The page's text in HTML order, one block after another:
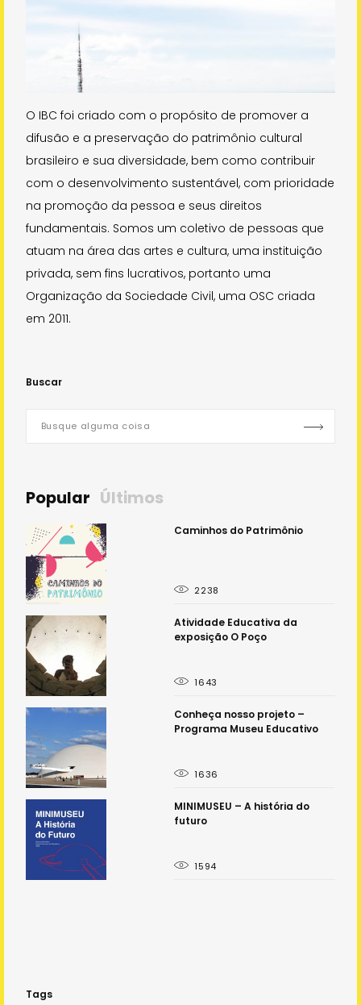
O IBC foi criado com o propósito de promover a
difusão e a preservação do patrimônio cultural
brasileiro e sua diversidade, bem como contribuir
com o desenvolvimento sustentável, com prioridade
na promoção da pessoa e seus direitos
fundamentais. Somos um coletivo de pessoas que
atuam na área das artes e cultura, uma instituição
privada, sem fins lucrativos, portanto uma
Organização da Sociedade Civil, uma OSC criada
em 2011.
Buscar
Popular Últimos
Caminhos do Patrimônio
2238
Atividade Educativa da
exposição O Poço
1643
Conheça nosso projeto –
Programa Museu Educativo
1636
MINIMUSEU – A história do
futuro
1594
Tags